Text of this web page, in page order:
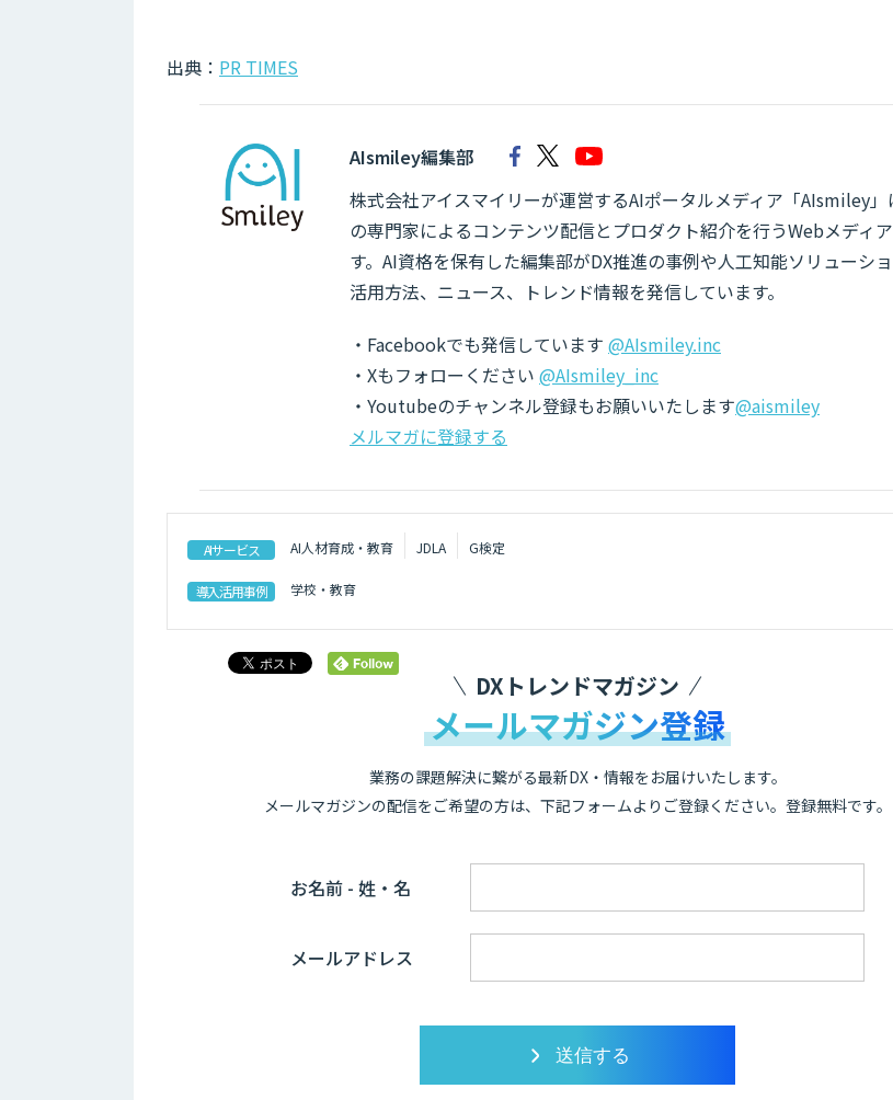
出典： PR TIMES
AIsmiley編集部
株式会社アイスマイリーが運営するAIポータルメディア「AIsmiley」
の専門家によるコンテンツ配信とプロダクト紹介を行うWebメディ
す。AI資格を保有した編集部がDX推進の事例や人工知能ソリューシ
活用方法、ニュース、トレンド情報を発信しています。
・Facebookでも発信しています @AIsmiley.inc
・Xもフォローください @AIsmiley_inc
・Youtubeのチャンネル登録もお願いいたします@aismiley
メルマガに登録する
AIサービス AI人材育成・教育 JDLA G検定
導入活用事例 学校・教育
DXトレンドマガジン
メールマガジン登録
業務の課題解決に繋がる最新DX・情報をお届けいたします。
メールマガジンの配信をご希望の方は、下記フォームよりご登録ください。登録無料です。
お名前 - 姓・名
メールアドレス